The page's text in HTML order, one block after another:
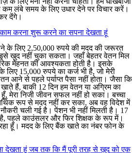
लंबे समय के लिए उधार देने पर विचार करें।
देंगे।
करना शुरू करने का सपना देखता हूं
के लिए 2,50,000 रुपये की मदद की जरूरत
खुद नहीं चुका सकता। जहाँ बेहतर वेतन मिल
मेहनत की आवश्यकता होती है। इसके
लिए 15,000 रुपये का कर्ज भी है, जो मेरी
आने से पहले पर्याप्त पैसा नहीं होता। जैसा कि
हैं, बाकी 12 दिन हम वेतन या अग्रिम का
मेरा निजी जीवन सफल नहीं हो सका। बच्चा
रूप से मदद नहीं कर सका, अब वह विदेश में
चली गई है। पेंशन भी नहीं मिलती है। 17
पहले काउंसलर और फिर शिक्षक के रूप में।
हूँ। मदद के लिए बैंक खाते का नंबर फोन के
देखता हूं जब तक कि मैं पूरी तरह से खुद को एक